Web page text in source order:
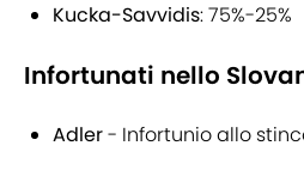
Kucka-Savvidis: 75%-25%
Infortunati nello
Adler- Infortunio allo